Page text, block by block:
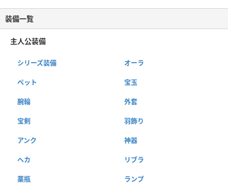
装備一覧
主人公装備
シリーズ装備 オーラ
ペット 宝玉
腕輪 外套
宝剣 羽飾り
アンク 神器
ヘカ リブラ
薬瓶 ランプ